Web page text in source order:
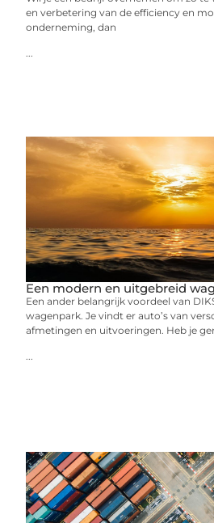
en verbetering van de efficiency en
onderneming, dan
Een modern en uitgebreid
Een ander belangrijk voordeel van
wagenpark. Je vindt er auto’s van
afmetingen en uitvoeringen. Heb je